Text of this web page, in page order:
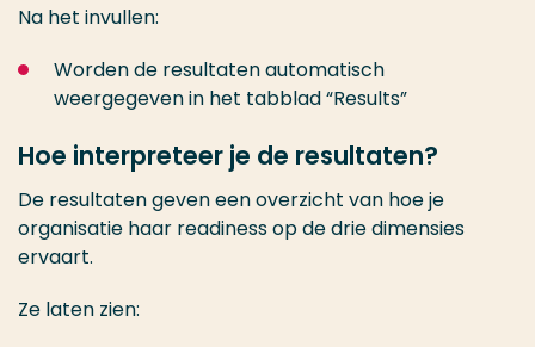
Na het invullen:
Worden de resultaten automatisch
weergegeven in het tabblad “Results”
Hoe interpreteer je de resultaten?
De resultaten geven een overzicht van hoe je
organisatie haar readiness op de drie dimensies
ervaart.
Ze laten zien: